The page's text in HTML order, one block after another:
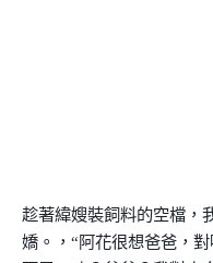
趁著緯嫂裝飼料的空檔，
嬌。， “阿花很想爸爸，對